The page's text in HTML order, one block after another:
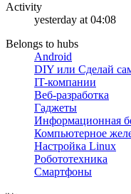
Activity
yesterday at 04:08
Belongs to hubs
Android
DIY или Сделай
IT-компании
Веб-разработка
Гаджеты
Информационная
Компьютерное
Настройка Linux
Робототехника
Смартфоны